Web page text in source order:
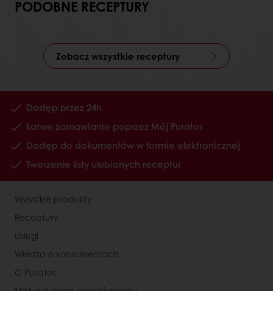
PODOBNE RECEPTURY
Zobacz wszystkie receptury
Dostęp przez 24h
Łatwe zamawianie poprzez Mój Puratos
Dostęp do dokumentów w formie elektronicznej
Tworzenie listy ulubionych receptur
Wszystkie produkty
Receptury
Usługi
Wiedza o konsumentach
O Puratos
Status dużego przedsiębiorcy